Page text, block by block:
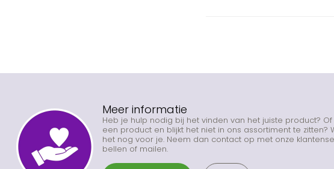
Meer informatie
Heb je hulp nodig bij het vinden van het juiste product?
een product en blijkt het niet in ons assortiment te zitten?
het nog voor je. Neem dan contact op met onze
bellen of mailen.